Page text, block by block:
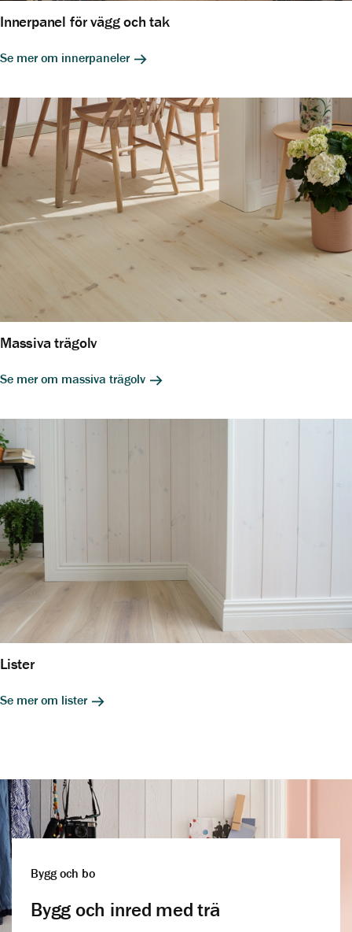
Innerpanel för vägg och tak
Se mer om innerpaneler
Massiva trägolv
Se mer om massiva trägolv
Lister
Se mer om lister
Bygg och bo
Bygg och inred med trä